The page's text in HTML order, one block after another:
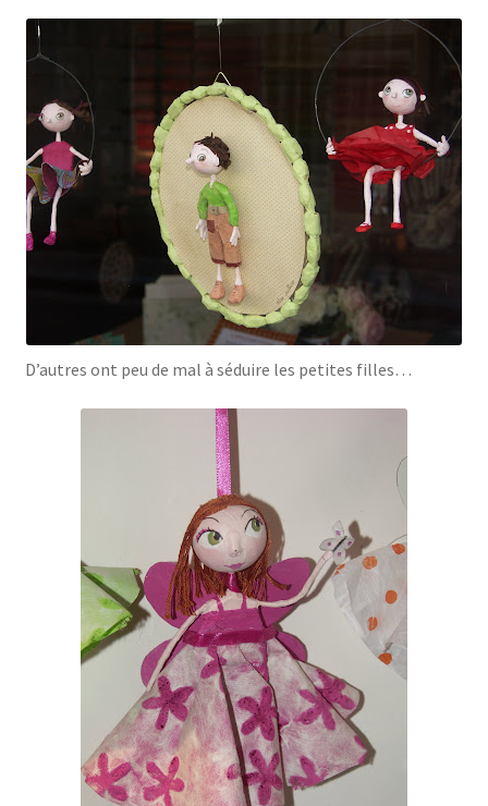
D’autres ont peu de mal à séduire les petites filles…